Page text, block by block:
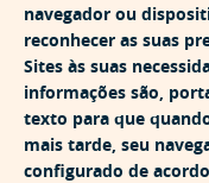
navegador ou
reconhecer as suas
Sites às suas
informações são,
texto para que
mais tarde, seu
configurado de